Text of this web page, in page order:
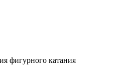
фигурного катания